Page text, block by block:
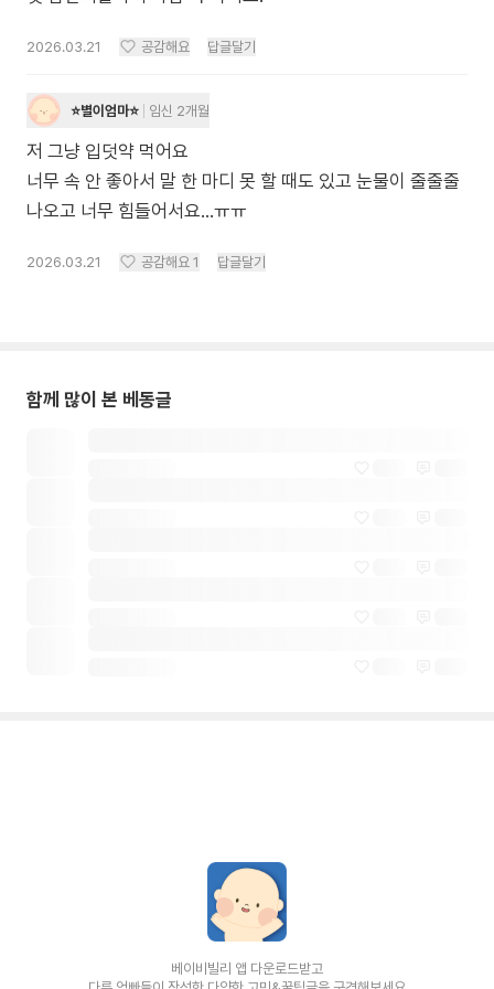
2026.03.21 공감해요 답글달기
⭐️별이엄마⭐️ 임신 2개월
저 그냥 입덧약 먹어요
너무 속 안 좋아서 말 한 마디 못 할 때도 있고 눈물이 줄줄줄
나오고 너무 힘들어서요...ㅠㅠ
2026.03.21 공감해요 1 답글달기
함께 많이 본 베동글
베이비빌리 앱 다운로드받고